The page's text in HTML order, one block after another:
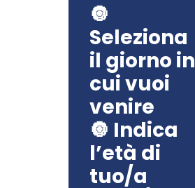
🔘
Seleziona
il giorno in
cui vuoi
venire
🔘 Indica
l’età di
tuo/a